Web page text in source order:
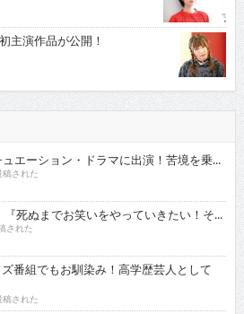
演作品が公開！
エーション・ドラマに出演！苦境を乗...
された
『死ぬまでお笑いをやっていきたい！そ...
された
番組でもお馴染み！高学歴芸人として
された